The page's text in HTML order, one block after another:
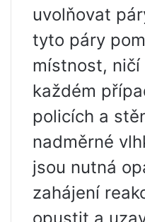
uvolňovat
tyto páry
místnost,
každém
policích a
nadměrné
jsou nutná
zahájení
opustit a